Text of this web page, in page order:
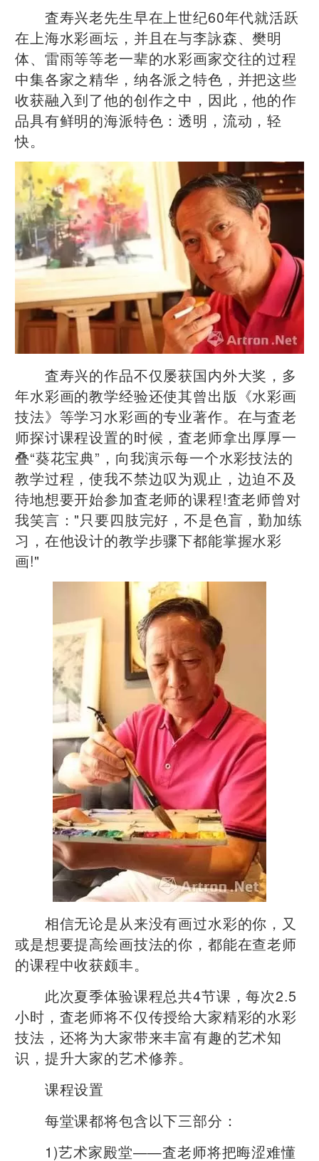
査寿兴老先生早在上世纪60年代就活跃
在上海水彩画坛，并且在与李詠森、樊明
体、雷雨等等老一辈的水彩画家交往的过程
中集各家之精华，纳各派之特色，并把这些
收获融入到了他的创作之中，因此，他的作
品具有鲜明的海派特色：透明，流动，轻
快。
査寿兴的作品不仅屡获国内外大奖，多
年水彩画的教学经验还使其曾出版《水彩画
技法》等学习水彩画的专业著作。在与査老
师探讨课程设置的时候，査老师拿出厚厚一
叠“葵花宝典”，向我演示每一个水彩技法的
教学过程，使我不禁边叹为观止，边迫不及
待地想要开始参加査老师的课程!査老师曾对
我笑言："只要四肢完好，不是色盲，勤加练
习，在他设计的教学步骤下都能掌握水彩
画!"
相信无论是从来没有画过水彩的你，又
或是想要提高绘画技法的你，都能在查老师
的课程中收获颇丰。
此次夏季体验课程总共4节课，每次2.5
小时，査老师将不仅传授给大家精彩的水彩
技法，还将为大家带来丰富有趣的艺术知
识，提升大家的艺术修养。
课程设置
每堂课都将包含以下三部分：
1)艺术家殿堂——査老师将把晦涩难懂